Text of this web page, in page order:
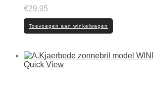
€29.95
Toevoegen aan winkelwagen
Quick View